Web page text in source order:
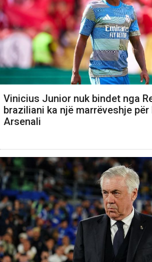
Vinicius Junior nuk bindet nga
braziliani ka një marrëveshje
Arsenali